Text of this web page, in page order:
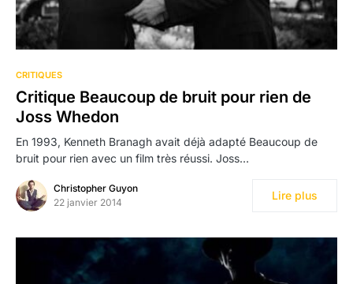
CRITIQUES
Critique Beaucoup de bruit pour rien de
Joss Whedon
En 1993, Kenneth Branagh avait déjà adapté Beaucoup de
bruit pour rien avec un film très réussi. Joss…
Christopher Guyon
22 janvier 2014
Lire plus